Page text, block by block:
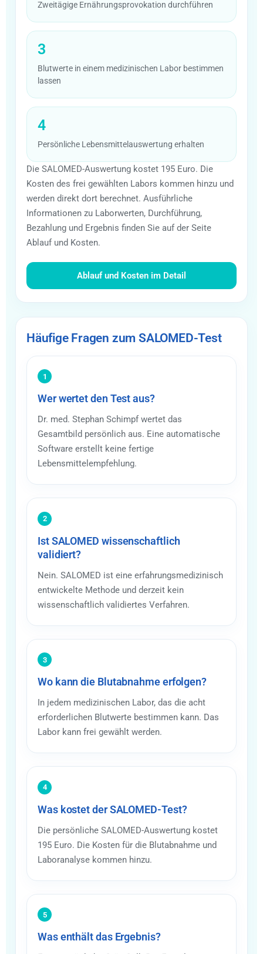
Zweitägige Ernährungsprovokation durchführen
3
Blutwerte in einem medizinischen Labor bestimmen
lassen
4
Persönliche Lebensmittelauswertung erhalten
Die SALOMED-Auswertung kostet 195 Euro. Die
Kosten des frei gewählten Labors kommen hinzu und
werden direkt dort berechnet. Ausführliche
Informationen zu Laborwerten, Durchführung,
Bezahlung und Ergebnis finden Sie auf der Seite
Ablauf und Kosten.
Ablauf und Kosten im Detail
Häufige Fragen zum SALOMED-Test
1
Wer wertet den Test aus?
Dr. med. Stephan Schimpf wertet das
Gesamtbild persönlich aus. Eine automatische
Software erstellt keine fertige
Lebensmittelempfehlung.
2
Ist SALOMED wissenschaftlich
validiert?
Nein. SALOMED ist eine erfahrungsmedizinisch
entwickelte Methode und derzeit kein
wissenschaftlich validiertes Verfahren.
3
Wo kann die Blutabnahme erfolgen?
In jedem medizinischen Labor, das die acht
erforderlichen Blutwerte bestimmen kann. Das
Labor kann frei gewählt werden.
4
Was kostet der SALOMED-Test?
Die persönliche SALOMED-Auswertung kostet
195 Euro. Die Kosten für die Blutabnahme und
Laboranalyse kommen hinzu.
5
Was enthält das Ergebnis?